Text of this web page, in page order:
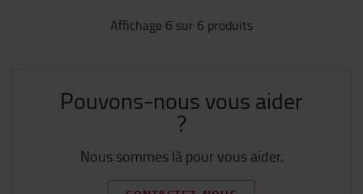
Affichage 6 sur 6 produits
Pouvons-nous vous aider
?
Nous sommes là pour vous aider.